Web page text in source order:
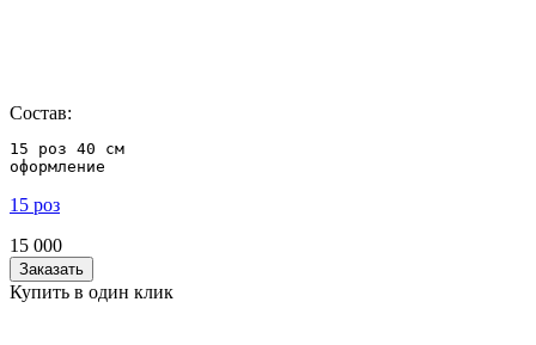
Состав:
15 роз 40 см
оформление
15 роз
15 000
Заказать
Купить в один клик